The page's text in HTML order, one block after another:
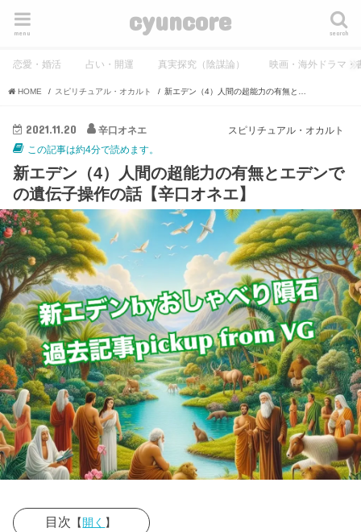
cyuncore search
menu
恋愛・婚活 占い・開運 真実探究（陰謀論） 映画・海外ドラマ・
HOME スピリチュアル・オカルト
スピリチュアル・オカルト
2021.11.20
辛口オネエ
この記事は約4分で読めます。
新エデン（4）人間の超能力の有無とエデンで
の遺伝子操作の話【辛口オネエ】
目次 【開く 】